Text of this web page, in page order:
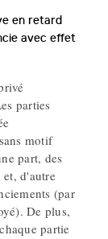
en retard
avec effet
parties
motif
part, des
d'autre
(par
De plus,
partie